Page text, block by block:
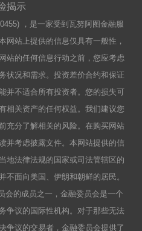
揭示
，是一家受到瓦努阿图金融服
网站上提供的信息仅具有一般性，
站的任何信息行动之前，您应考虑
状况和需求。投资差价合约和保证
并不适合所有投资者。您的损失可
相关资产的任何权益。我们建议您
充分了解相关的风险。在购买网站
并考虑披露文件。本网站提供的信
地法律法规的国家或司法管辖区的
不面向美国、伊朗和朝鲜的居民。
会的成员之一，金融委员会是一个
争议的国际性机构。对于那些无法
争议的交易者，金融委员会提供了